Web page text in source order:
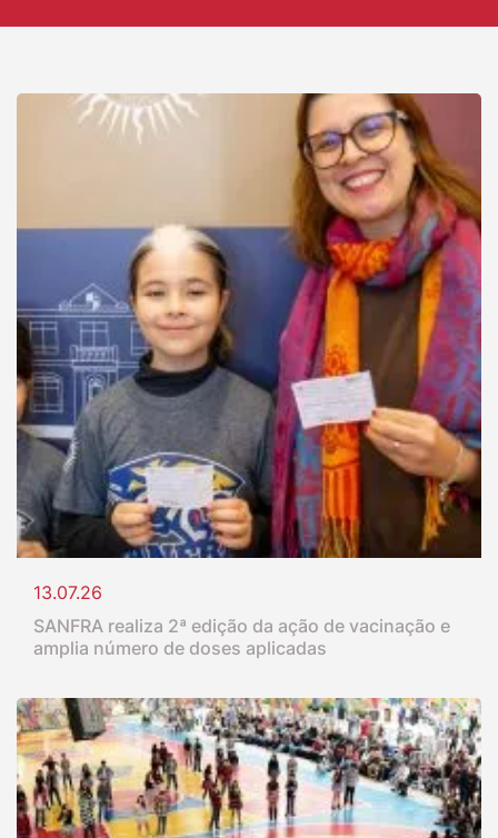
13.07.26
SANFRA realiza 2ª edição da ação de vacinação e
amplia número de doses aplicadas